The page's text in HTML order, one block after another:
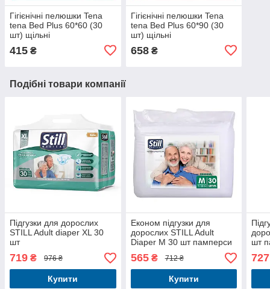
Гігієнічні пелюшки Tena
tena Bed Plus 60*60 (30
шт) щільні
415 ₴
Гігієнічні пелюшки Tena
tena Bed Plus 60*90 (30
шт) щільні
658₴
Подібні товари компанії
Підгузки для дорослих
STILL Adult diaper XL 30
шт
719 ₴ 976 ₴
Купити
Економ підгузки для
дорослих STILL Adult
Diaper M 30 шт памперси
з індикатором наповнення
565₴ 712 ₴
Купити
шт
727